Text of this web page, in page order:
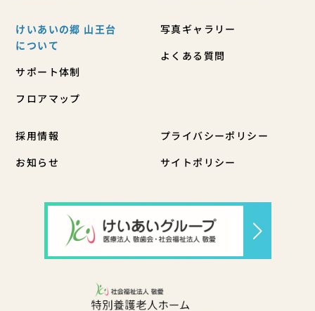
けいあいの郷 山王台
について
サポート体制
フロアマップ
写真ギャラリー
よくある質問
採用情報
お知らせ
プライバシーポリシー
サイトポリシー